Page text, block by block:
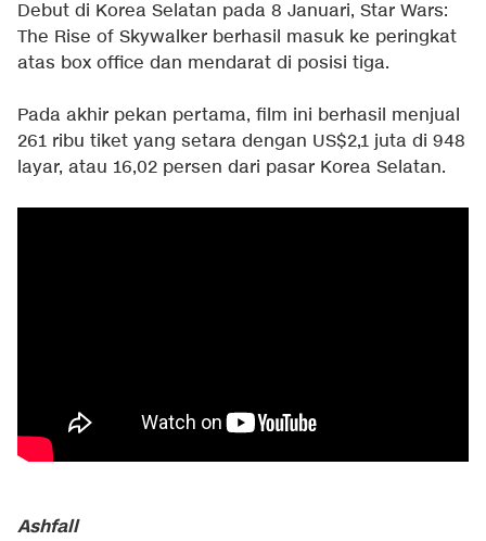
Debut di Korea Selatan pada 8 Januari, Star Wars:
The Rise of Skywalker berhasil masuk ke peringkat
atas box office dan mendarat di posisi tiga.
Pada akhir pekan pertama, film ini berhasil menjual
261 ribu tiket yang setara dengan US$2,1 juta di 948
layar, atau 16,02 persen dari pasar Korea Selatan.
Ashfall